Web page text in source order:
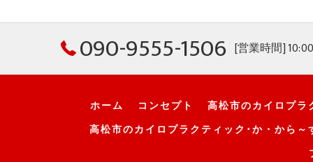
090-9555-1506 [営業時間]
ホーム コンセプト
高松市のカイロプ
高松市のカイロプラクティック･か・から